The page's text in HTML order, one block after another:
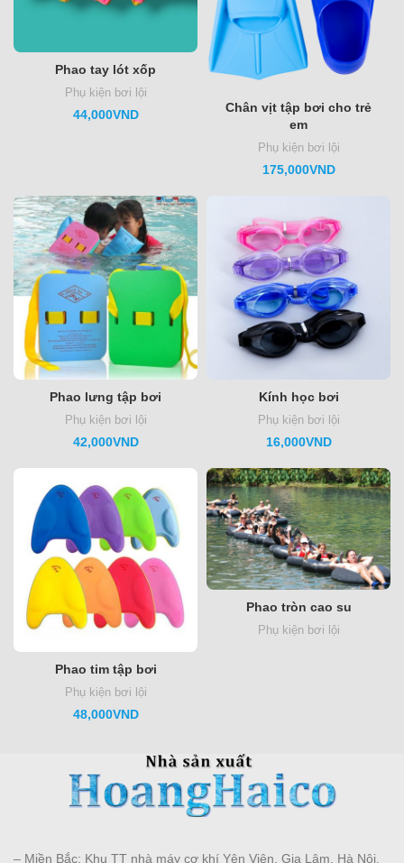
Phao tay lót xốp
Phụ kiện bơi lội
44,000VND
Chân vịt tập bơi cho trẻ
em
Phụ kiện bơi lội
175,000VND
Phao lưng tập bơi
Phụ kiện bơi lội
42,000VND
Kính học bơi
Phụ kiện bơi lội
16,000VND
Phao tim tập bơi
Phụ kiện bơi lội
48,000VND
Phao tròn cao su
Phụ kiện bơi lội
– Miền Bắc: Khu TT nhà máy cơ khí Yên Viên, Gia Lâm, Hà Nội.